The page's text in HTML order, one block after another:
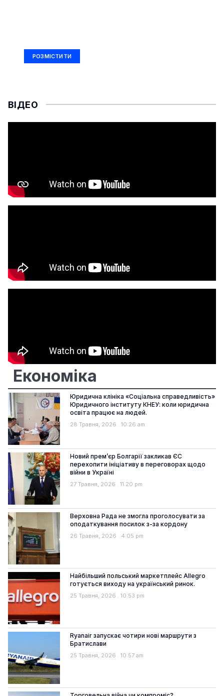
РОЗМІСТИТИ
ВІДЕО
Економіка
Юридична клініка «Соціальна справедливість»
Юридичного інституту КНЕУ: коли юридична
освіта працює на людей.
28 Травня, 2026 10:26 am
Новий прем’єр Болгарії закликав ЄС
перехопити ініціативу в переговорах щодо
війни в Україні
27 Травня, 2026 11:20 pm
Верховна Рада не змогла проголосувати за
оподаткування посилок з-за кордону
26 Травня, 2026 4:05 pm
Найбільший польський маркетплейс Allegro
готується виходу на український ринок.
25 Травня, 2026 10:53 pm
Ryanair запускає чотири нові маршрути з
Братислави
25 Травня, 2026 10:57 am